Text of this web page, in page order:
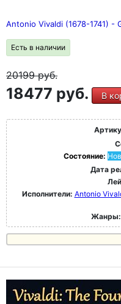
Antonio Vivaldi (1678-1741) -
Есть в наличии
20199руб.
18477 руб. В
Состояние:
Дата
Исполнители: Antonio
Жанры: